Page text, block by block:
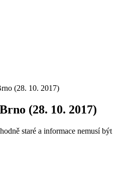
(28. 10. 2017)
Brno (28. 10. 2017)
staré a informace nemusí být